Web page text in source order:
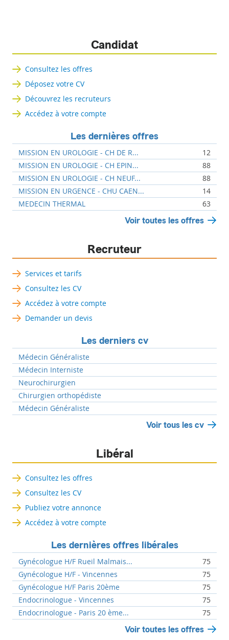
Candidat
Consultez les offres
Déposez votre CV
Découvrez les recruteurs
Accédez à votre compte
Les dernières offres
MISSION EN UROLOGIE - CH DE R...
12
MISSION EN UROLOGIE - CH EPIN...
88
MISSION EN UROLOGIE - CH NEUF...
88
MISSION EN URGENCE - CHU CAEN...
14
MEDECIN THERMAL
63
Voir toutes les offres
Recruteur
Services et tarifs
Consultez les CV
Accédez à votre compte
Demander un devis
Les derniers cv
Médecin Généraliste
Médecin Interniste
Neurochirurgien
Chirurgien orthopédiste
Médecin Généraliste
Voir tous les cv
Libéral
Consultez les offres
Consultez les CV
Publiez votre annonce
Accédez à votre compte
Les dernières offres libérales
Gynécologue H/F Rueil Malmais...
75
Gynécologue H/F - Vincennes
75
Gynécologue H/F Paris 20ème
75
Endocrinologue - Vincennes
75
Endocrinologue - Paris 20 ème...
75
Voir toutes les offres